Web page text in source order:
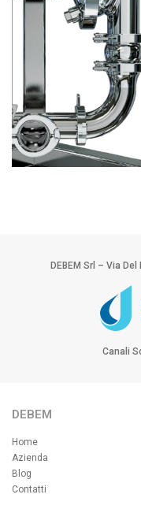
DEBEM Srl – Via
Canali
DEBEM
Home
Azienda
Blog
Contatti